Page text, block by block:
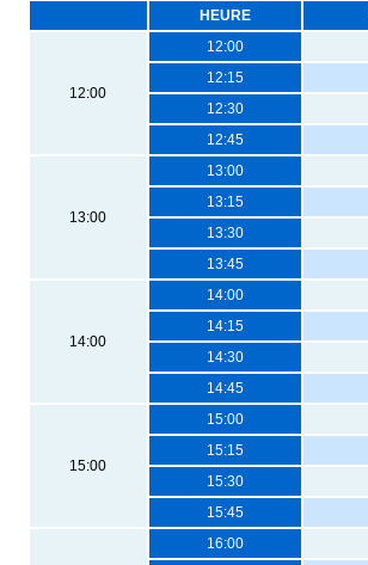
HEURE
12:00
12:00
12:15
12:30
12:45
13:00
13:00
13:15
13:30
13:45
14:00
14:00
14:15
14:30
14:45
15:00
15:00
15:15
15:30
15:45
16:00